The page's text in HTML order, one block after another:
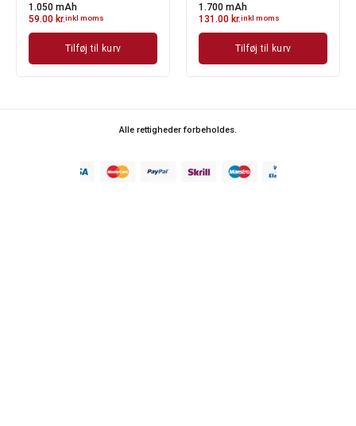
1.050 mAh
59.00 kr.inkl moms
Tilføj til kurv
1.700 mAh
131.00 kr.inkl moms
Tilføj til kurv
Alle rettigheder forbeholdes.